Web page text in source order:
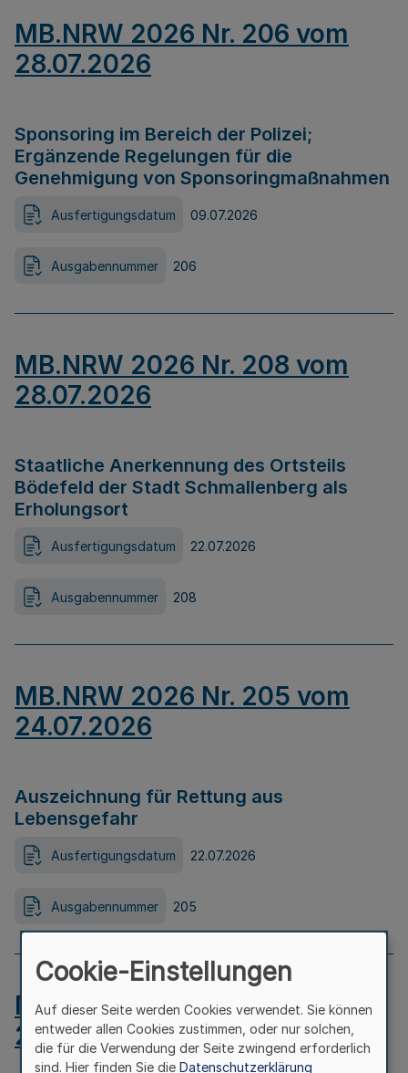
MB.NRW 2026 Nr. 206 vom
28.07.2026
Sponsoring im Bereich der Polizei;
Ergänzende Regelungen für die
Genehmigung von Sponsoringmaßnahmen
Ausfertigungsdatum 09.07.2026
Ausgabennummer 206
MB.NRW 2026 Nr. 208 vom
28.07.2026
Staatliche Anerkennung des Ortsteils
Bödefeld der Stadt Schmallenberg als
Erholungsort
Ausfertigungsdatum 22.07.2026
Ausgabennummer 208
MB.NRW 2026 Nr. 205 vom
24.07.2026
Auszeichnung für Rettung aus
Lebensgefahr
Ausfertigungsdatum 22.07.2026
Ausgabennummer 205
MB.NRW 2026 Nr. 204 vom
24.07.2026
Cookie-Einstellungen
Auf dieser Seite werden Cookies verwendet. Sie können
entweder allen Cookies zustimmen, oder nur solchen,
die für die Verwendung der Seite zwingend erforderlich
sind. Hier finden Sie die Datenschutzerklärung